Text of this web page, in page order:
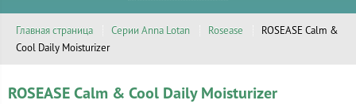
Главная страница Серии Anna Lotan Rosease
ROSEASE Calm &
Cool Daily Moisturizer
ROSEASE Calm & Cool Daily Moisturizer